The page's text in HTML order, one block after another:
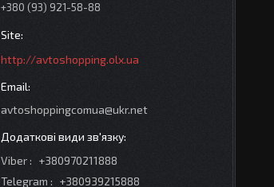
+380 (93) 921-58-88
http://avtoshopping.olx.ua
avtoshoppingcomua@ukr.net
Viber
+380970211888
Telegram
+380939215888